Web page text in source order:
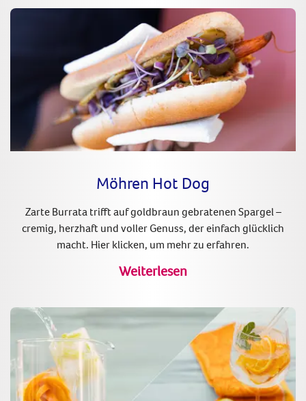
Möhren Hot Dog
Zarte Burrata trifft auf goldbraun gebratenen Spargel –
cremig, herzhaft und voller Genuss, der einfach glücklich
macht. Hier klicken, um mehr zu erfahren.
Weiterlesen